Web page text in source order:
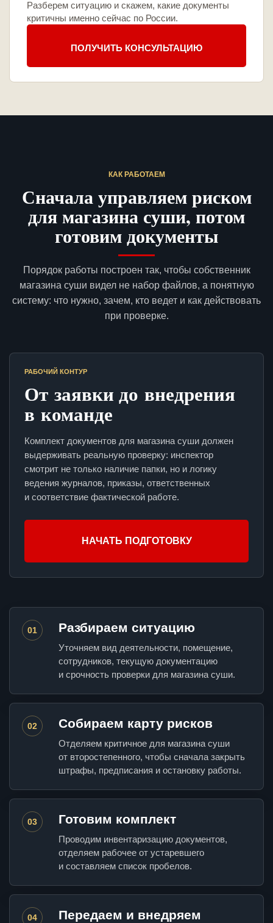
Разберем ситуацию и скажем, какие документы
критичны именно сейчас по России.
ПОЛУЧИТЬ КОНСУЛЬТАЦИЮ
КАК РАБОТАЕМ
Сначала управляем риском
для магазина суши, потом
готовим документы
Порядок работы построен так, чтобы собственник
магазина суши видел не набор файлов, а понятную
систему: что нужно, зачем, кто ведет и как действовать
при проверке.
РАБОЧИЙ КОНТУР
От заявки до внедрения
в команде
Комплект документов для магазина суши должен
выдерживать реальную проверку: инспектор
смотрит не только наличие папки, но и логику
ведения журналов, приказы, ответственных
и соответствие фактической работе.
НАЧАТЬ ПОДГОТОВКУ
01 Разбираем ситуацию
Уточняем вид деятельности, помещение,
сотрудников, текущую документацию
и срочность проверки для магазина суши.
02 Собираем карту рисков
Отделяем критичное для магазина суши
от второстепенного, чтобы сначала закрыть
штрафы, предписания и остановку работы.
03 Готовим комплект
Проводим инвентаризацию документов,
отделяем рабочее от устаревшего
и составляем список пробелов.
04 Передаем и внедряем